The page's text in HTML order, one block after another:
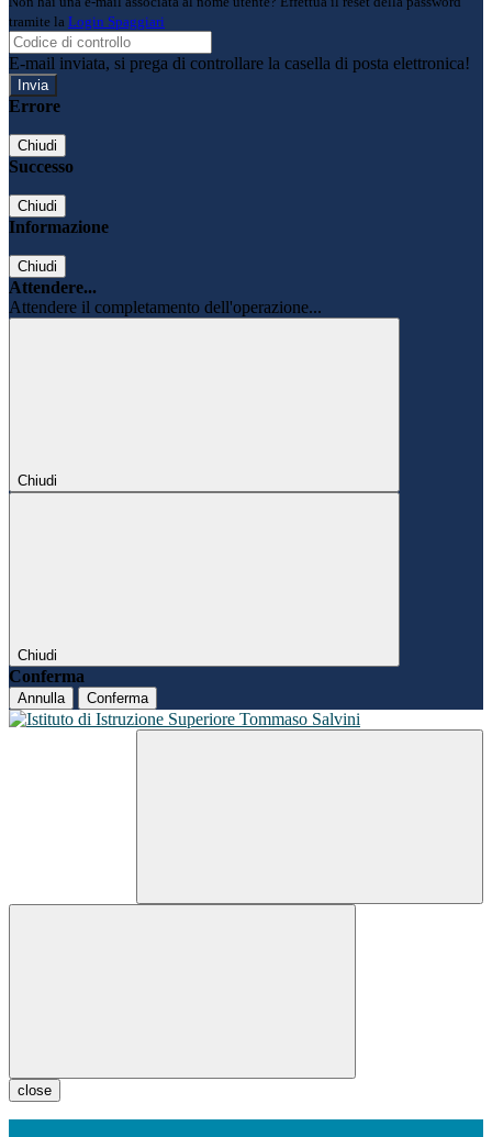
tramite la Login Spaggiari
E-mail inviata, si prega di controllare la casella di posta elettronica!
Errore
Chiudi
Successo
Chiudi
Informazione
Chiudi
Attendere...
Attendere il completamento dell'operazione...
Chiudi
Chiudi
Conferma
Annulla Conferma
close